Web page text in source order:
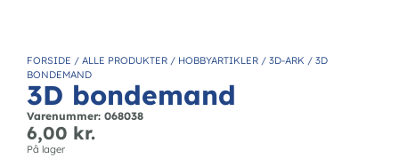
FORSIDE / ALLE PRODUKTER / HOBBYARTIKLER / 3D-ARK / 3D
BONDEMAND
3D bondemand
Varenummer: 068038
6,00 kr.
På lager